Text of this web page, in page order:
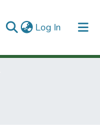
Log In (current)